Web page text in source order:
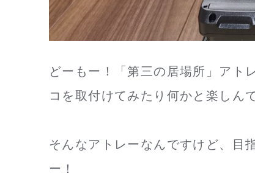
どーもー！「第三の居場所」アト
コを取付けてみたり何かと楽しん
そんなアトレーなんですけど、目
ー！